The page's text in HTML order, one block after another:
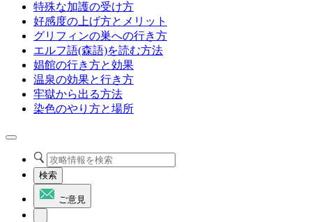
特殊な加護の受け方
好感度の上げ方とメリット
グリフィンの巣への行き方
エルフ語(森語)を読む方法
娼館の行き方と効果
温泉の効果と行き方
牢獄から出る方法
染色のやり方と場所
検索
ご意見